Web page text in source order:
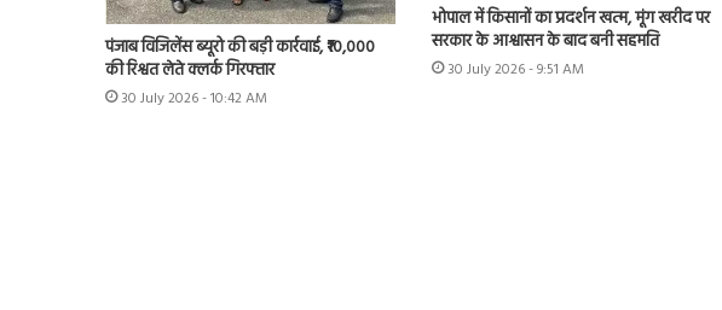
पंजाब विजिलेंस ब्यूरो की बड़ी कार्रवाई, ₹10,000
की रिश्वत लेते क्लर्क गिरफ्तार
30 July 2026 - 10:42 AM
भोपाल में किसानों का प्रदर्शन खत्म, मूंग खरीद पर
सरकार के आश्वासन के बाद बनी सहमति
30 July 2026 - 9:51 AM